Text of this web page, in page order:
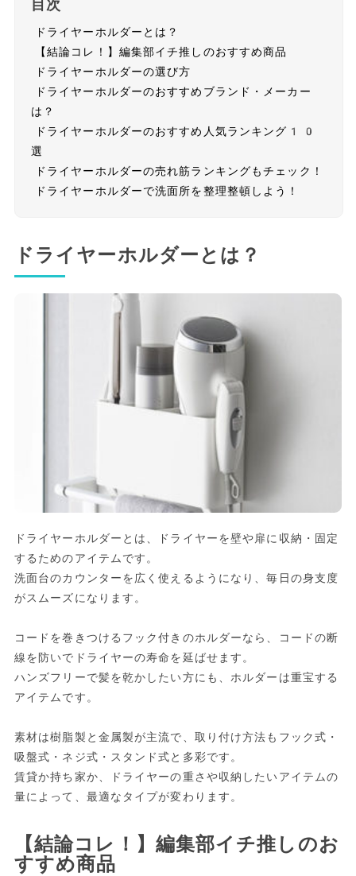
目次
ドライヤーホルダーとは？
【結論コレ！】編集部イチ推しのおすすめ商品
ドライヤーホルダーの選び方
ドライヤーホルダーのおすすめブランド・メーカー
は？
ドライヤーホルダーのおすすめ人気ランキング10
選
ドライヤーホルダーの売れ筋ランキングもチェック！
ドライヤーホルダーで洗面所を整理整頓しよう！
ドライヤーホルダーとは？
ドライヤーホルダーとは、ドライヤーを壁や扉に収納・固定
するためのアイテムです。
洗面台のカウンターを広く使えるようになり、毎日の身支度
がスムーズになります。
コードを巻きつけるフック付きのホルダーなら、コードの断
線を防いでドライヤーの寿命を延ばせます。
ハンズフリーで髪を乾かしたい方にも、ホルダーは重宝する
アイテムです。
素材は樹脂製と金属製が主流で、取り付け方法もフック式・
吸盤式・ネジ式・スタンド式と多彩です。
賃貸か持ち家か、ドライヤーの重さや収納したいアイテムの
量によって、最適なタイプが変わります。
【結論コレ！】編集部イチ推しのお
すすめ商品